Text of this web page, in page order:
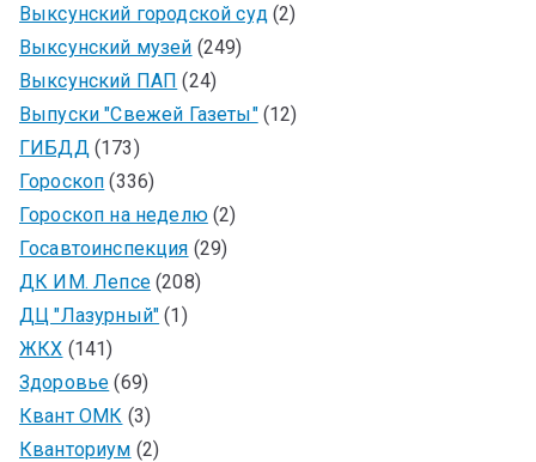
Выксунский городской суд(2)
Выксунский музей (249)
Выксунский ПАП (24)
Выпуски "Свежей Газеты"(12)
ГИБДД(173)
Гороскоп (336)
Гороскоп на неделю(2)
Госавтоинспекция (29)
ДК ИМ. Лепсе(208)
ДЦ "Лазурный" (1)
ЖКХ (141)
Здоровье (69)
Квант ОМК (3)
Кванториум (2)